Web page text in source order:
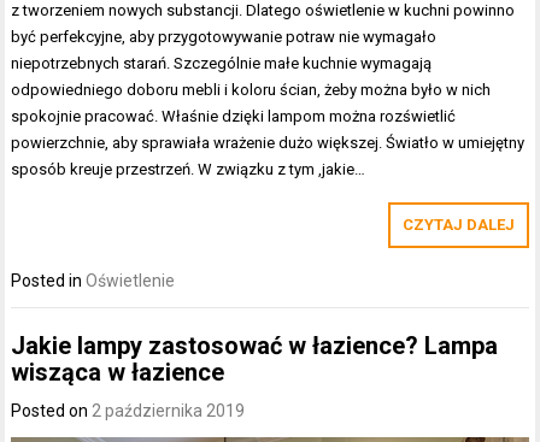
z tworzeniem nowych substancji. Dlatego oświetlenie w kuchni powinno
być perfekcyjne, aby przygotowywanie potraw nie wymagało
niepotrzebnych starań. Szczególnie małe kuchnie wymagają
odpowiedniego doboru mebli i koloru ścian, żeby można było w nich
spokojnie pracować. Właśnie dzięki lampom można rozświetlić
powierzchnie, aby sprawiała wrażenie dużo większej. Światło w umiejętny
sposób kreuje przestrzeń. W związku z tym ,jakie…
CZYTAJ DALEJ
Posted inOświetlenie
Jakie lampy zastosować w łazience? Lampa
wisząca w łazience
Posted on 2 października 2019